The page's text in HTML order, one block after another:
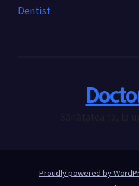
Dentist
Proudly powered by